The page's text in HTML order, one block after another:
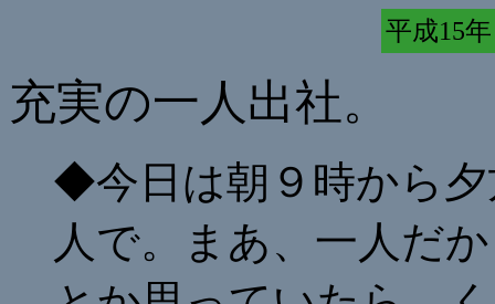
平成15
充実の一人出社。
◆今日は朝９時から
人で。まあ、一人だ